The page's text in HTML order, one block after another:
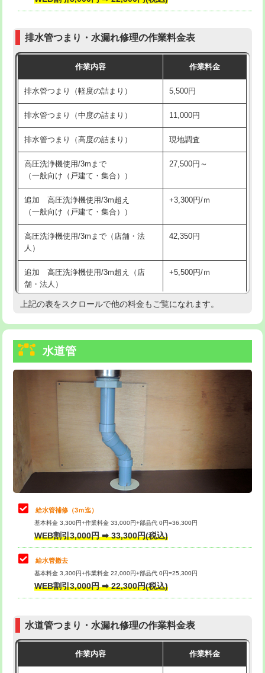
追加人工 16,500円
現場見積
※給水管工事は20mmまでの価格です。
交換・取付（その他部品） 11,000円+材料費
持込商品取付（単水栓） 13,200円
持込商品取付（混合水栓） 16,500円
持込商品取付（浄水器・分岐水栓） 16,500円
給水管工事※（ホール加工) 16,500円
給水管工事※（バンド止め) 3,300円
給水管工事※（支持金具設置)
給水管工事※（保温材使用（バンド止
め込み）)
5,500円
給水管工事※（土の掘削・埋め戻し作
業)
11,000円
給水管工事※（塩ビ管（VP・HI）使
用/3ｍまで)
33,000円
給水管工事※（塩ビ管（VP・HI）使
+8,800円
給水管工事※（ライニング鋼管・銅
管・ポリ管・HT管使用/3ｍまで)
給水管工事※（ライニング鋼管・銅
管・ポリ管・HT管使用/3ｍ超え)
排水管工事（土の掘削・埋め戻し作
11,000円~
排水管工事（排水管工事/3ｍまで） 55,000円
排水管工事（追加 排水管工事/3ｍ超
マス交換（土の掘削・埋め戻し作業）
マス交換（深さ50㎝未満）
マス交換（深さ50㎝以上）
コンクリート斫り（厚さ10㎝まで）
モルタル補修（厚さ10㎝超え） 38,500円
排水管つまり・水漏れ修理の作業料金表
作業内容 作業料金
排水管つまり（軽度の詰まり） 5,500円
排水管つまり（中度の詰まり） 11,000円
排水管つまり（高度の詰まり） 現地調査
高圧洗浄機使用/3mまで
（一般向け（戸建て・集合））
27,500円～
追加 高圧洗浄機使用/3m超え
（一般向け（戸建て・集合））
+3,300円/ｍ
高圧洗浄機使用/3mまで（店舗・法
人）
42,350円
追加 高圧洗浄機使用/3m超え（店
舗・法人）
+5,500円/ｍ
高度高圧洗浄換 現地調査
トーラー機使用/3mまで
追加トーラー機使用/3m超え
33,000円
8,800円
止水・漏水調査・防水処理・清掃・修
理・調整・分解・加工など（軽作業）
11,000円
止水・漏水調査・防水処理・清掃・修
理・調整・分解・加工など（中作業）
止水・漏水調査・防水処理・清掃・修
理・調整・分解・加工など（重作業）
33,000円
その他部品の脱着
交換・取付（タンク）
式）)
式・ワンホール）)
上記の表をスクロールで他の料金もご覧になれます。
水道管
給水管補修（3ｍ迄）
基本料金 3,300円+作業料金 33,000円+部品代 0円=36,300円
WEB割引3,000円 ➡ 33,300円(税込)
給水管撤去
基本料金 3,300円+作業料金 22,000円+部品代 0円=25,300円
WEB割引3,000円 ➡ 22,300円(税込)
水道管つまり・水漏れ修理の作業料金表
作業内容 作業料金